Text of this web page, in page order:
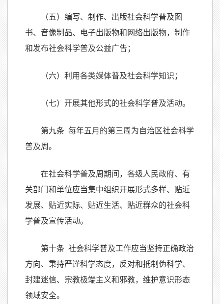
（五）编写、制作、出版社会科学普及图
书、音像制品、电子出版物和网络出版物，制作
和发布社会科学普及公益广告；
（六）利用各类媒体普及社会科学知识；
（七）开展其他形式的社会科学普及活动。
第九条 每年五月的第三周为自治区社会科学
普及周。
在社会科学普及周期间，各级人民政府、有
关部门和单位应当集中组织开展形式多样、贴近
发展、贴近实际、贴近生活、贴近群众的社会科
学普及宣传活动。
第十条 社会科学普及工作应当坚持正确政治
方向、秉持严谨科学态度，反对和抵制伪科学、
封建迷信、宗教极端主义和邪教，维护意识形态
领域安全。